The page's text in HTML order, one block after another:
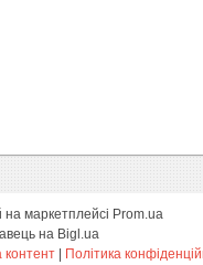
маркетплейсі Prom.ua
на Bigl.ua
контент Політика